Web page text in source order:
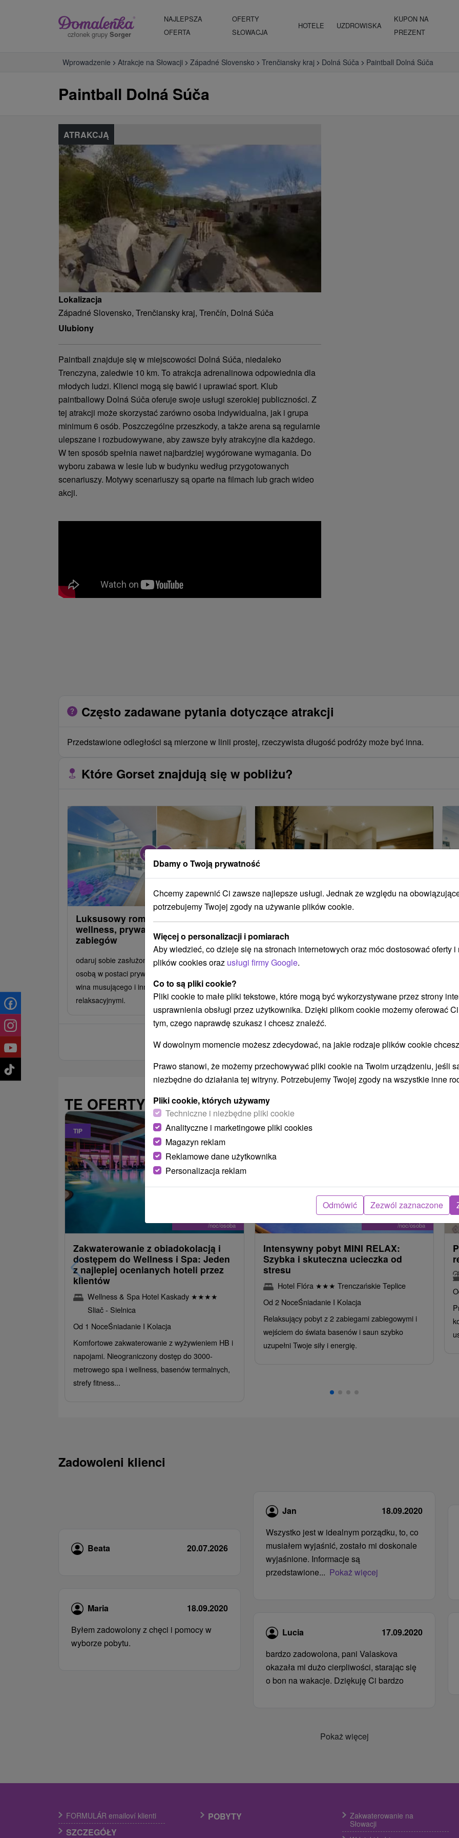
członek grupy Sorger
NAJLEPSZA
OFERTA
OFERTY
SŁOWACJA
HOTELE UZDROWISKA
KUPON NA
PREZENT
Wprowadzenie Atrakcje na Słowacji Západné Slovensko Trenčiansky kraj Dolná Súča Paintball Dolná Súča
Paintball Dolná Súča
ATRAKCJĄ
Lokalizacja
Západné Slovensko, Trenčiansky kraj, Trenčín, Dolná Súča
Ulubiony
Paintball znajduje się w miejscowości Dolná Súča, niedaleko
Trenczyna, zaledwie 10 km. To atrakcja adrenalinowa odpowiednia dla
młodych ludzi. Klienci mogą się bawić i uprawiać sport. Klub
paintballowy Dolná Súča oferuje swoje usługi szerokiej publiczności. Z
tej atrakcji może skorzystać zarówno osoba indywidualna, jak i grupa
minimum 6 osób. Poszczególne przeszkody, a także arena są regularnie
ulepszane i rozbudowywane, aby zawsze były atrakcyjne dla każdego.
W ten sposób spełnia nawet najbardziej wygórowane wymagania. Do
wyboru zabawa w lesie lub w budynku według przygotowanych
scenariuszy. Motywy scenariuszy są oparte na filmach lub grach wideo
akcji.
Często zadawane pytania dotyczące atrakcji
Przedstawione odległości są mierzone w linii prostej, rzeczywista długość podróży może być inna.
Które Gorset znajdują się w pobliżu?
Luksusowy romans z dostępem do
wellness, prywatnego jacuzzi i
zabiegów
odaruj sobie zasłużony wypoczynek z ukochaną
osobą w postaci prywatnego jacuzzi z lampką
wina musującego i innymi zabiegami
relaksacyjnymi.
Zrelaksuj się w gronie przyjaciół i połącz zabawę
z relaksem – basen, świat saun, fitness i pyszne
Załaduj więcej
TE OFERTY MOGĄ PAŃSTWO BYĆ TAKŻE
TIP
/noc/osoba
Zakwaterowanie z obiadokolacją i
dostępem do Wellness i Spa: Jeden
z najlepiej ocenianych hoteli przez
klientów
Wellness & Spa Hotel Kaskady ★★★★
Sliač - Sielnica
Od 1 NoceŚniadanie I Kolacja
Komfortowe zakwaterowanie z wyżywieniem HB i
napojami. Nieograniczony dostęp do 3000-
metrowego spa i wellness, basenów termalnych,
strefy fitness...
od405,43zł
/noc/osoba
Intensywny pobyt MINI RELAX:
Szybka i skuteczna ucieczka od
stresu
Hotel Flóra ★★★ Trenczańskie Teplice
Od 2 NoceŚniadanie I Kolacja
Relaksujący pobyt z 2 zabiegami zabiegowymi i
wejściem do świata basenów i saun szybko
uzupełni Twoje siły i energię.
Zadowoleni klienci
Beata 20.07.2026
Maria
18.09.2020
Byłem zadowolony z chęci i pomocy w
wyborze pobytu.
Jan
18.09.2020
Wszystko jest w idealnym porządku, to, co
musiałem wyjaśnić, zostało mi doskonale
wyjaśnione. Informacje są
przedstawione... Pokaż więcej
Lucia
17.09.2020
bardzo zadowolona, ​​pani Valaskova
okazała mi dużo cierpliwości, starając się
o bon na wakacje. Dziękuję Ci bardzo
Pokaż więcej
FORMULÁR emailoví klienti
SZCZEGÓŁY
POBYTY
Zakwaterowanie na
Słowacji
Dbamy o Twoją prywatność
Chcemy zapewnić Ci zawsze najlepsze usługi. Jednak ze względu na
potrzebujemy Twojej zgody na używanie plików cookie.
Więcej o personalizacji i pomiarach
Aby wiedzieć, co dzieje się na stronach internetowych oraz móc dostosować oferty i
plików cookies oraz usługi firmy Google.
Co to są pliki cookie?
Pliki cookie to małe pliki tekstowe, które mogą być wykorzystywane przez strony
usprawnienia obsługi przez użytkownika. Dzięki plikom cookie możemy oferować
tym, czego naprawdę szukasz i chcesz znaleźć.
W dowolnym momencie możesz zdecydować, na jakie rodzaje plików cookie
Prawo stanowi, że możemy przechowywać pliki cookie na Twoim urządzeniu, jeśli
niezbędne do działania tej witryny. Potrzebujemy Twojej zgody na wszystkie inne
Pliki cookie, których używamy
Techniczne i niezbędne pliki cookie
Analityczne i marketingowe pliki cookies
Magazyn reklam
Reklamowe dane użytkownika
Personalizacja reklam
Odmówić Zezwól zaznaczone